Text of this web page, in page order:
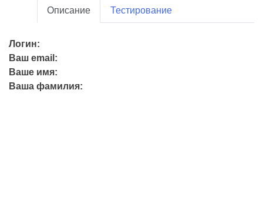
Описание Тестирование
Логин:
Ваш email:
Ваше имя:
Ваша фамилия: